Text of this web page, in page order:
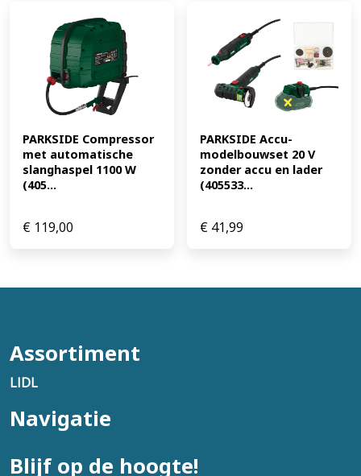
PARKSIDE Compressor
met automatische
slanghaspel 1100 W
(405...
€ 119,00
PARKSIDE Accu-
modelbouwset 20 V
zonder accu en lader
(405533...
€ 41,99
Assortiment
LIDL
Navigatie
Blijf op de hoogte!